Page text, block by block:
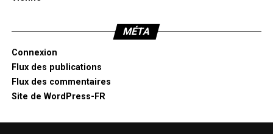
MÉTA
Connexion
Flux des publications
Flux des commentaires
Site de WordPress-FR